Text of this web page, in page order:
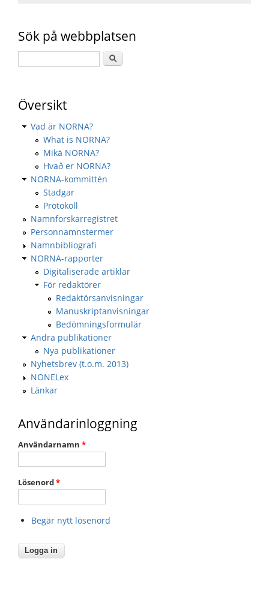
Sök på webbplatsen
Översikt
Vad är NORNA?
What is NORNA?
Mikä NORNA?
Hvað er NORNA?
NORNA-kommittén
Stadgar
Protokoll
Namnforskarregistret
Personnamnstermer
Namnbibliografi
NORNA-rapporter
Digitaliserade artiklar
För redaktörer
Redaktörsanvisningar
Manuskriptanvisningar
Bedömningsformulär
Andra publikationer
Nya publikationer
Nyhetsbrev (t.o.m. 2013)
NONELex
Länkar
Användarinloggning
Användarnamn *
Lösenord*
Begär nytt lösenord